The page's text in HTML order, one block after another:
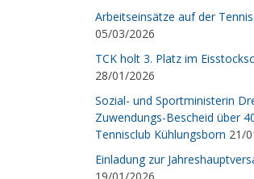
Arbeitseinsätze auf der
05/03/2026
TCK holt 3. Platz im
28/01/2026
Sozial- und Sportministerin
Zuwendungs-Bescheid über
Tennisclub Kühlungsborn 21/
Einladung zur
19/01/2026